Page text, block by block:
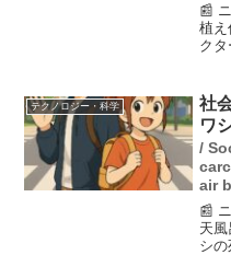
📰
植え
クタ
見ら
つ
テクノロジー・科学
社
ワ
/
air
📰
天
シの